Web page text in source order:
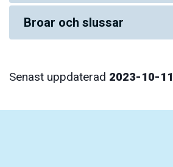
Broar och slussar
Senast uppdaterad 2023-10-11